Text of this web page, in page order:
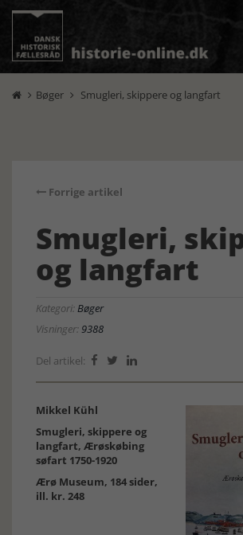
 Bøger  Smugleri, skippere og langfart
Forrige artikel
Smugleri,
og langfart
Kategori:Bøger
Visninger:9388
Del artikel:   
Mikkel Kühl
Smugleri, skippere og
langfart, Ærøskøbing
søfart 1750-1920
Ærø Museum, 184 sider,
ill. kr. 248